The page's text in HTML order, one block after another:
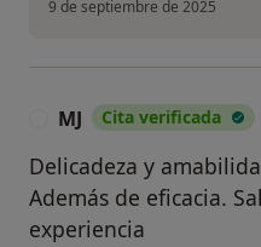
9 de septiembre de 2025
MJ Cita verificada
Delicadeza y
Además de eficacia.
experiencia